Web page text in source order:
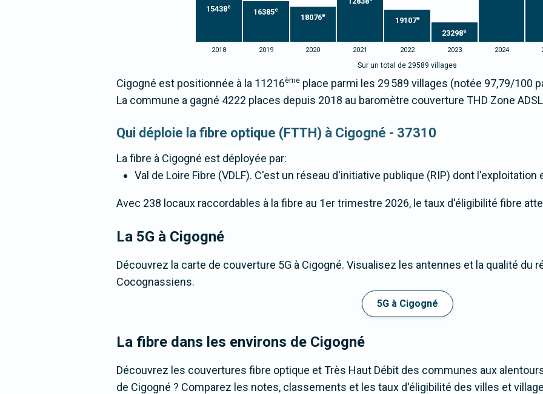
15438e
16385e
18076e
19107e
23298e
2018 2019 2020 2021 2022 2023 2024
Sur un total de 29589 villages
Cigogné est positionnée à la 11216ème place parmi les 29 589 villages (notée 97,79/100
La commune a gagné 4222 places depuis 2018 au baromètre couverture THD Zone
Qui déploie la fibre optique (FTTH) à Cigogné - 37310
La fibre à Cigogné est déployée par:
Val de Loire Fibre (VDLF). C'est un réseau d'initiative publique (RIP) dont l'exploitation
Avec 238 locaux raccordables à la fibre au 1er trimestre 2026, le taux d'éligibilité fibre
La 5G à Cigogné
Découvrez la carte de couverture 5G à Cigogné. Visualisez les antennes et la qualité du
Cocognassiens.
5G à Cigogné
La fibre dans les environs de Cigogné
Découvrez les couvertures fibre optique et Très Haut Débit des communes aux
de Cigogné ? Comparez les notes, classements et les taux d'éligibilité des villes et